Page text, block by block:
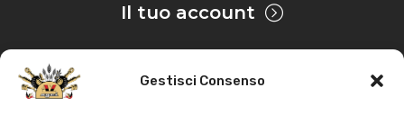
Gestisci Consenso
Il tuo account
Privacy & Cookie